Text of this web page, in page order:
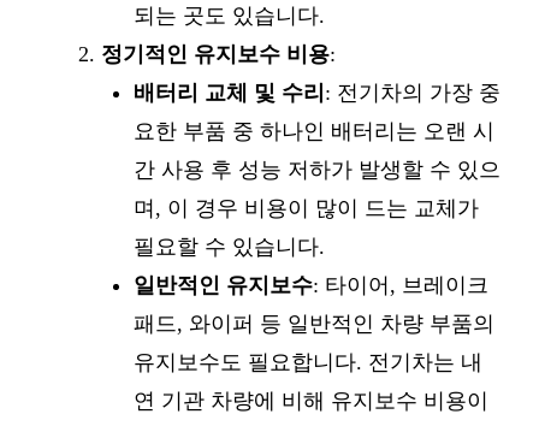
되는 곳도 있습니다.
정기적인 유지보수 비용:
배터리 교체 및 수리 : 전기차의 가장 중
요한 부품 중 하나인 배터리는 오랜 시
간 사용 후 성능 저하가 발생할 수 있으
며, 이 경우 비용이 많이 드는 교체가
필요할 수 있습니다.
일반적인 유지보수: 타이어, 브레이크
패드, 와이퍼 등 일반적인 차량 부품의
유지보수도 필요합니다. 전기차는 내
연 기관 차량에 비해 유지보수 비용이